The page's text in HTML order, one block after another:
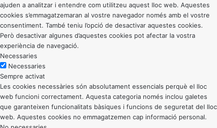
ajuden a analitzar i entendre com utilitzeu aquest lloc web. Aquestes
cookies s’emmagatzemaran al vostre navegador només amb el vostre
consentiment. També teniu l’opció de desactivar aquestes cookies.
Però desactivar algunes d’aquestes cookies pot afectar la vostra
experiència de navegació.
Necessaries
Necessaries
Sempre activat
Les cookies necessàries són absolutament essencials perquè el lloc
web funcioni correctament. Aquesta categoria només inclou galetes
que garanteixen funcionalitats bàsiques i funcions de seguretat del lloc
web. Aquestes cookies no emmagatzemen cap informació personal.